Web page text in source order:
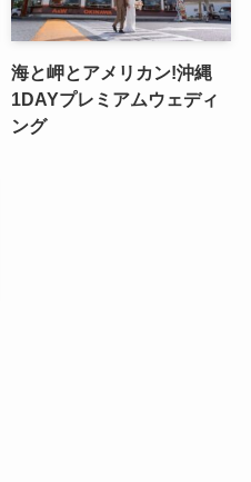
海と岬とアメリカン!沖縄
1DAYプレミアムウェディ
ング